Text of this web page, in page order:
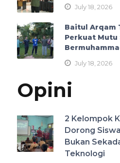
July 18, 2026
Baitul Arqam
Perkuat Mutu
July 18, 2026
Opini
2 Kelompok
Dorong
Bukan
Teknologi